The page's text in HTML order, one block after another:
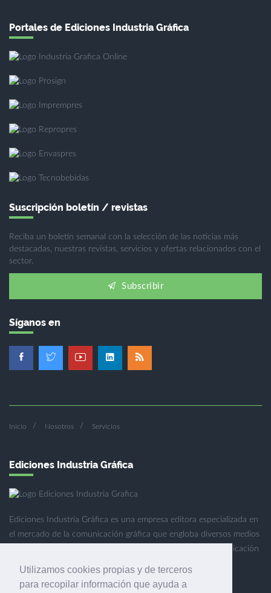
Utilizamos cookies propias y de terceros
para recopilar información que ayuda a
Portales de Ediciones Industria Gráfica
Suscripción boletín / revistas
Reciba un boletín semanal con la selección de las noticias más
destacadas, nuestras revistas, servicios y ofertas relacionados con el
sector.
Subscribir
Síganos en
Inicio Nosotros Servicios
Ediciones Industria Gráfica
Ediciones Industria Gráfica es una empresa editora especializada en
el mercado de la comunicación gráfica que engloba diversos medios
profesionales especializados en el mercado gráfico, la comunicación